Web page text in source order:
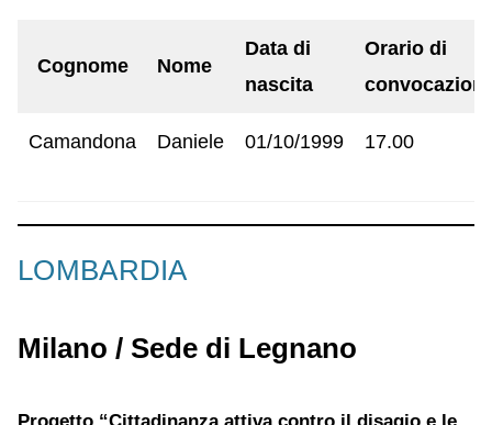
Cognome Nome
Data di
nascita
Orario di
Camandona Daniele 01/10/1999 17.00
LOMBARDIA
Milano / Sede di Legnano